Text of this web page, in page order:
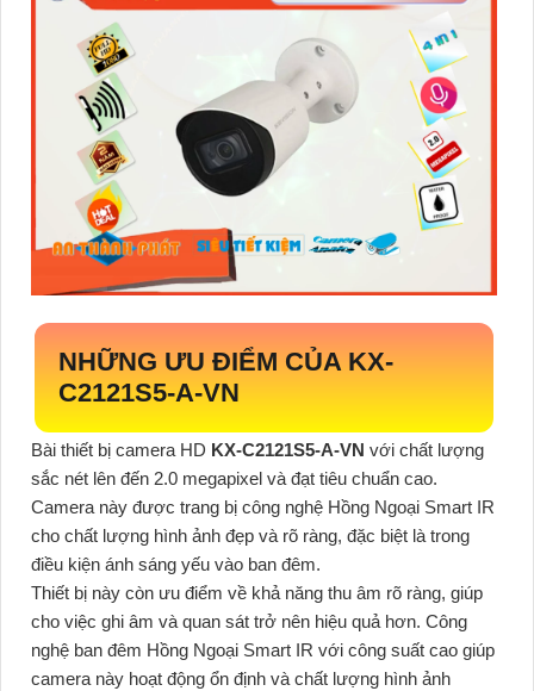
NHỮNG ƯU ĐIỂM CỦA KX-
C2121S5-A-VN
Bài thiết bị camera HD KX-C2121S5-A-VN với chất lượng
sắc nét lên đến 2.0 megapixel và đạt tiêu chuẩn cao.
Camera này được trang bị công nghệ Hồng Ngoại Smart IR
cho chất lượng hình ảnh đẹp và rõ ràng, đặc biệt là trong
điều kiện ánh sáng yếu vào ban đêm.
Thiết bị này còn ưu điểm về khả năng thu âm rõ ràng, giúp
cho việc ghi âm và quan sát trở nên hiệu quả hơn. Công
nghệ ban đêm Hồng Ngoại Smart IR với công suất cao giúp
camera này hoạt động ổn định và chất lượng hình ảnh